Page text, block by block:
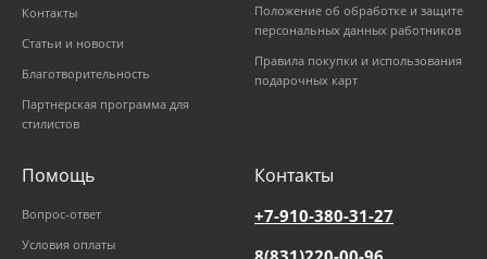
Контакты
Статьи и новости
Благотворительность
Партнерская программа для
стилистов
Положение об обработке и защите
персональных данных работников
Правила покупки и использования
подарочных карт
Помощь
Вопрос-ответ
Условия оплаты
Контакты
+7-910-380-31-27